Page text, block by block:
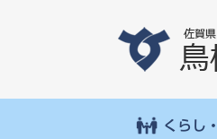
先
を
くらし